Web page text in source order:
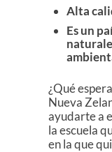
Alta
Es un
¿Qué
Nueva
ayudarte a
la escuela
en la que